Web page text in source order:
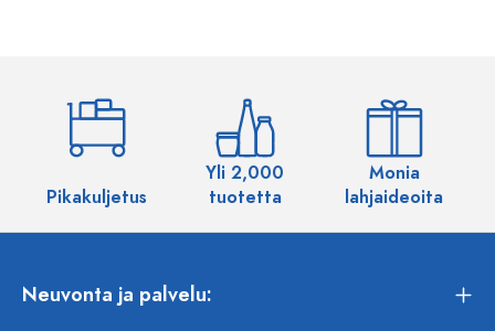
Pikakuljetus
Yli 2,000
tuotetta
Monia
lahjaideoita
Neuvonta ja palvelu: